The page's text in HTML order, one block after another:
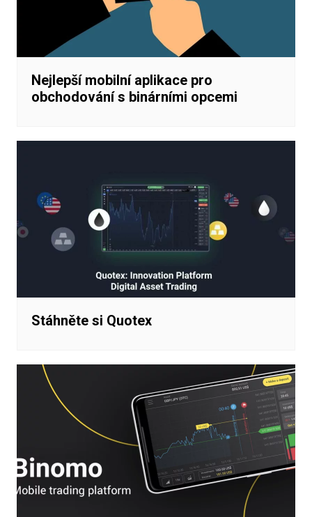
Nejlepší mobilní aplikace pro
obchodování s binárními opcemi
Stáhněte si Quotex